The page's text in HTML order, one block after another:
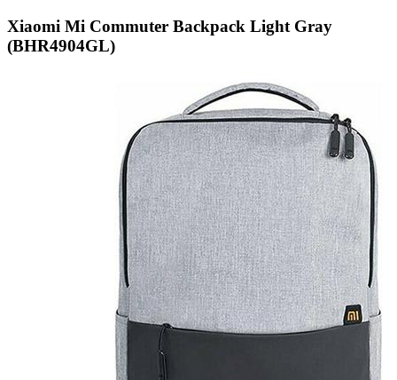
Xiaomi Mi Commuter Backpack Light Gray
(BHR4904GL)